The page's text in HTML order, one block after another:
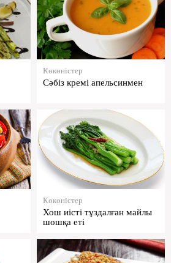
Көкөністер
Сәбіз кремі апельсинмен
Көкөністер
Хош иісті тұздалған майлы
шошқа еті